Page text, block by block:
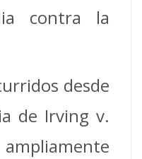
contra la
desde
de Irving v.